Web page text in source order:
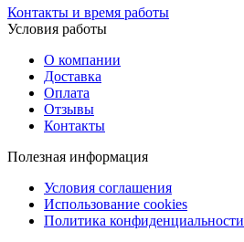
Контакты и время работы
Условия работы
О компании
Доставка
Оплата
Отзывы
Контакты
Полезная информация
Условия соглашения
Использование cookies
Политика конфиденциальности